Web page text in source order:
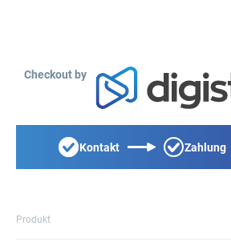
Checkout by
Kontakt Zahlung
Produkt